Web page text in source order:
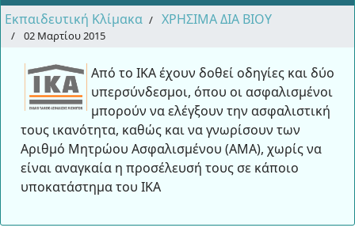
Εκπαιδευτική Κλίμακα ΧΡΗΣΙΜΑ ΔΙΑ ΒΙΟΥ
02 Μαρτίου 2015
Από το ΙΚΑ έχουν δοθεί οδηγίες και δύο
υπερσύνδεσμοι, όπου οι ασφαλισμένοι
μπορούν να ελέγξουν την ασφαλιστική
τους ικανότητα, καθώς και να γνωρίσουν των
Αριθμό Μητρώου Ασφαλισμένου (ΑΜΑ), χωρίς να
είναι αναγκαία η προσέλευσή τους σε κάποιο
υποκατάστημα του ΙΚΑ